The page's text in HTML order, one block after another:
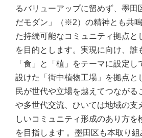
るバリューアップに留めず、墨田
だモダン」（※2）の精神とも共
た持続可能なコミュニティ拠点と
を目的とします。実現に向け、誰
「食」と「植」をテーマに設定し
設けた「街中植物工場」を拠点と
民が世代や立場を越えてつながる
や多世代交流、ひいては地域の支
しいコミュニティ形成のあり方を
を目指します 。墨田区も本取り組